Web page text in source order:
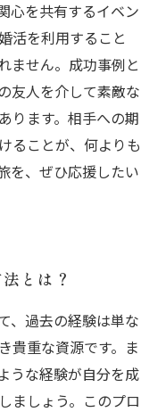
心を共有するイベン
活を利用すること
ません。成功事例と
友人を介して素敵な
ります。相手への期
ることが、何よりも
を、ぜひ応援したい
とは？
、過去の経験は単な
貴重な資源です。ま
うな経験が自分を成
ましょう。このプロ